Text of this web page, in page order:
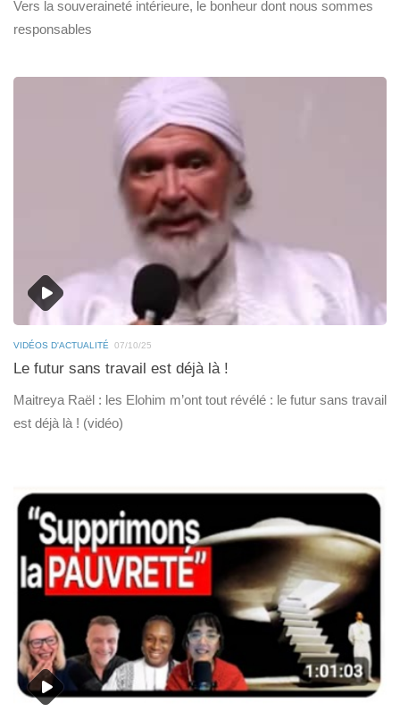
Vers la souveraineté intérieure, le bonheur dont nous sommes
responsables
VIDÉOS D'ACTUALITÉ 07/10/25
Le futur sans travail est déjà là !
Maitreya Raël : les Elohim m’ont tout révélé : le futur sans travail
est déjà là ! (vidéo)